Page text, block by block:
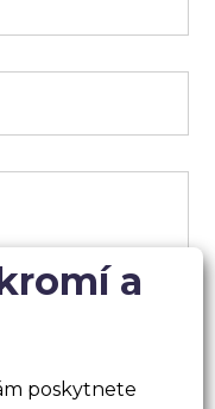
a
poskytnete